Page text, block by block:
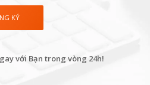
với Bạn trong vòng 24h!